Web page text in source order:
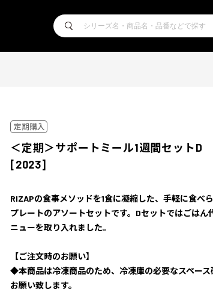
＜定期＞サポートミール1週間セットD
[2023]
RIZAPの食事メソッドを1食に凝縮した、手軽に食べ
プレートのアソートセットです。Dセットではごはん
ニューを取り入れました。
【ご注文時のお願い】
◆本商品は冷凍商品のため、冷凍庫の必要なスペース
お願い致します。